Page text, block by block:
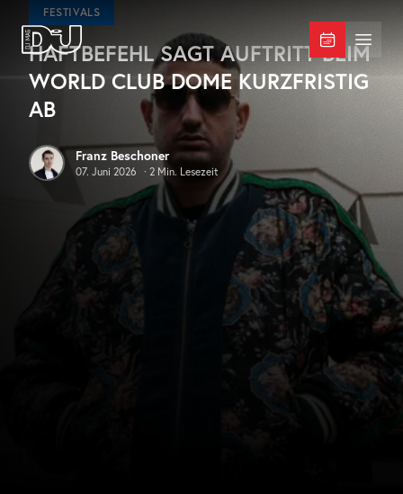
Zum Hauptinhalt springen
DJ Mag Germany Menü
FESTIVALS
HAFTBEFEHL SAGT AUFTRITT BEIM
WORLD CLUB DOME KURZFRISTIG
AB
Franz Beschoner
07. Juni 2026 · 2 Min. Lesezeit